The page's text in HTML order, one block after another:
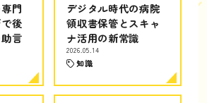
門
後
言
デジタル時代の病院
領収書保管とスキャ
ナ活用の新常識
2026.05.14
知識